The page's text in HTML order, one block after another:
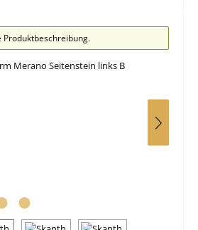
Produktbeschreibung.